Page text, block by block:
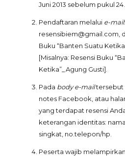
Juni 2013 sebelum pukul
Pendaftaran melalui e-mail:
resensibiem@gmail.com,
Buku “Banten Suatu
[Misalnya: Resensi Buku
Ketika”_Agung Gusti].
Pada body e-mailtersebut
notes Facebook, atau
yang terdapat resensi
keterangan identitas:
singkat, no.telepon/hp.
Peserta wajib